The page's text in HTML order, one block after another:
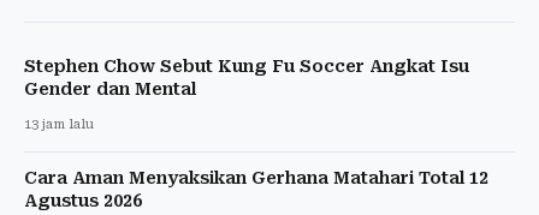
Stephen Chow Sebut Kung Fu Soccer Angkat Isu
Gender dan Mental
13 jam lalu
Cara Aman Menyaksikan Gerhana Matahari Total 12
Agustus 2026